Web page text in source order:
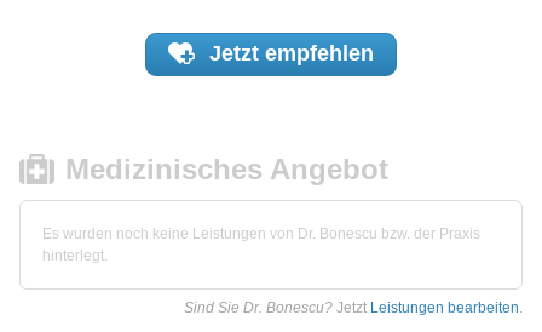
Jetzt empfehlen
Medizinisches Angebot
Es wurden noch keine Leistungen von Dr. Bonescu bzw. der Praxis
hinterlegt.
Sind Sie Dr. Bonescu? Jetzt Leistungen bearbeiten.